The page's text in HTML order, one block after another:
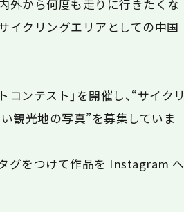
外から何度も走りに行きたくな
イクリングエリアとしての中国
ンテスト」を開催し、“サイクリ
観光地の写真”を募集していま
グをつけて作品を Instagram へ